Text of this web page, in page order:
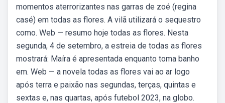
momentos aterrorizantes nas garras de zoé (regina
casé) em todas as flores. A vilã utilizará o sequestro
como. Web — resumo hoje todas as flores. Nesta
segunda, 4 de setembro, a estreia de todas as flores
mostrará: Maíra é apresentada enquanto toma banho
em. Web — a novela todas as flores vai ao ar logo
após terra e paixão nas segundas, terças, quintas e
sextas e, nas quartas, após futebol 2023, na globo.